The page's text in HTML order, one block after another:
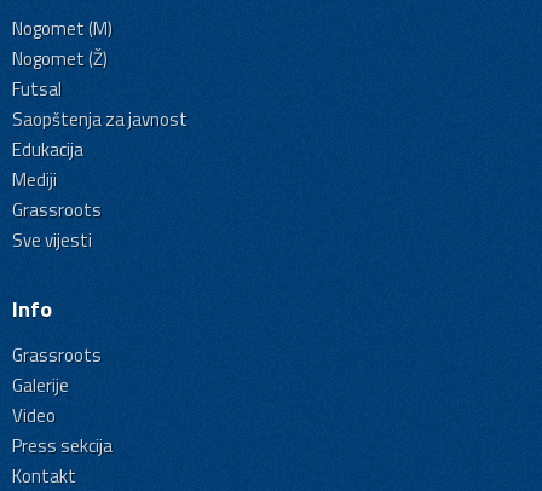
Nogomet (M)
Nogomet (Ž)
Futsal
Saopštenja za javnost
Edukacija
Mediji
Grassroots
Sve vijesti
Info
Grassroots
Galerije
Video
Press sekcija
Kontakt